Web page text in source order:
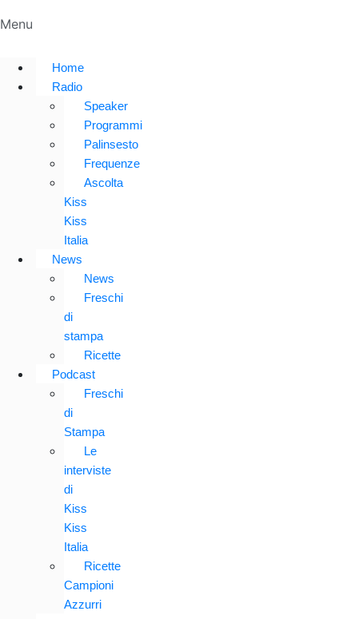
Menu
Home
Radio
Speaker
Programmi
Palinsesto
Frequenze
Ascolta
Kiss
Kiss
Italia
News
News
Freschi
di
stampa
Ricette
Podcast
Freschi
di
Stampa
Le
interviste
di
Kiss
Kiss
Italia
Ricette
Campioni
Azzurri